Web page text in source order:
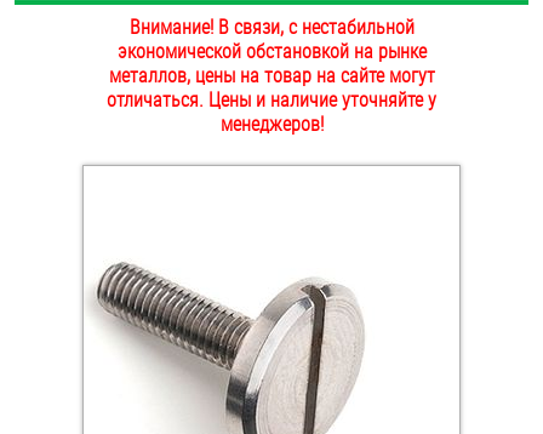
НАШИ МАГАЗИНЫ
Дюбели
Дюймовый крепёж
Инструмент
Крюки, кольца с метрической резьбой
Внимание! В связи, с нестабильной
экономической обстановкой на рынке
металлов, цены на товар на сайте могут
отличаться. Цены и наличие уточняйте у
менеджеров!